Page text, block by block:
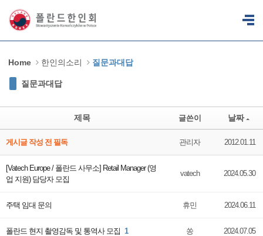
Home 한인의소리 질문과대답
질문과대답
제목 글쓴이 날짜
게시글 작성 전 필독 관리자 2012.01.11
[Vatech Europe / 폴란드 사무소] Retail Manager (영
업 지원) 담당자 모집
vatech 2024.05.30
주택 임대 문의 휴민 2024.06.11
폴란드 현지 촬영감독 및 통역사 모집 1 쏭 2024.07.05